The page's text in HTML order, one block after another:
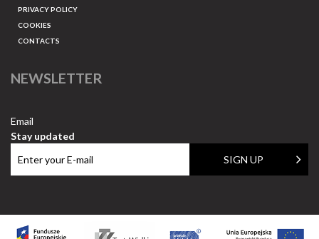
PRIVACY POLICY
COOKIES
CONTACTS
NEWSLETTER
Email
Stay updated